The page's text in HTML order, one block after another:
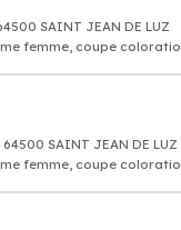
SAINT JEAN DE LUZ
femme, coupe
SAINT JEAN DE LUZ
femme, coupe